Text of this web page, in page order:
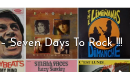
Seven Days To Rock !!!